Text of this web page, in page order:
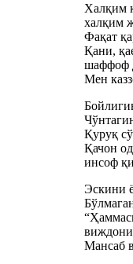
Халқим
халқим
Фақат
Қани,
шаффоф
Мен
Қуруқ
Қачон
инсоф
Эскини
Мансаб